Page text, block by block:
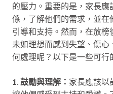
的壓力。重要的是，家長
係，了解他們的需求，並
引導和支持。然而，在放
未如理想而感到失望、傷
何處理呢？以下是一些可行
1. 鼓勵與理解： 家長應該以